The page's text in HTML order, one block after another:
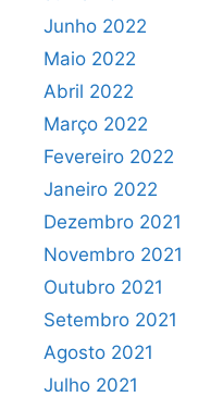
Junho 2022
Maio 2022
Abril 2022
Março 2022
Fevereiro 2022
Janeiro 2022
Dezembro 2021
Novembro 2021
Outubro 2021
Setembro 2021
Agosto 2021
Julho 2021